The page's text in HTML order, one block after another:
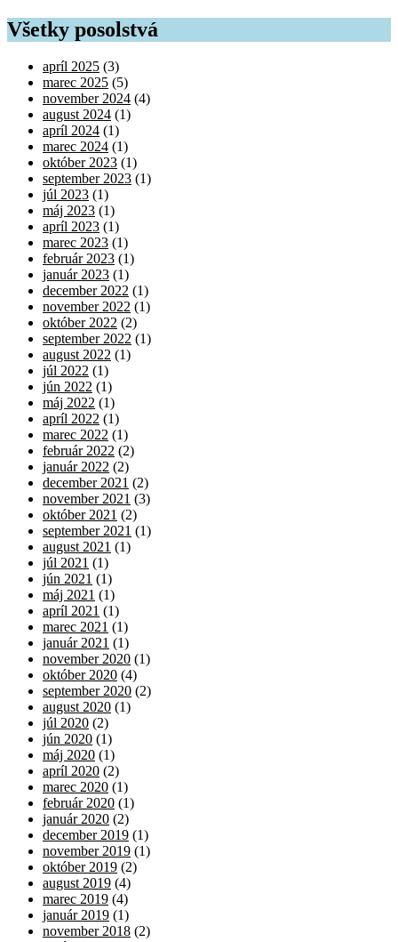
Všetky posolstvá
apríl 2025 (3)
marec 2025 (5)
november 2024 (4)
august 2024 (1)
apríl 2024 (1)
marec 2024 (1)
október 2023 (1)
september 2023 (1)
júl 2023 (1)
máj 2023 (1)
apríl 2023 (1)
marec 2023 (1)
február 2023 (1)
január 2023 (1)
december 2022 (1)
november 2022 (1)
október 2022 (2)
september 2022 (1)
august 2022 (1)
júl 2022 (1)
jún 2022 (1)
máj 2022 (1)
apríl 2022 (1)
marec 2022 (1)
február 2022 (2)
január 2022 (2)
december 2021 (2)
november 2021 (3)
október 2021 (2)
september 2021 (1)
august 2021 (1)
júl 2021 (1)
jún 2021 (1)
máj 2021 (1)
apríl 2021 (1)
marec 2021 (1)
január 2021 (1)
november 2020 (1)
október 2020 (4)
september 2020 (2)
august 2020 (1)
júl 2020 (2)
jún 2020 (1)
máj 2020 (1)
apríl 2020 (2)
marec 2020 (1)
február 2020 (1)
január 2020 (2)
december 2019 (1)
november 2019 (1)
október 2019 (2)
august 2019 (4)
marec 2019 (4)
január 2019 (1)
november 2018 (2)